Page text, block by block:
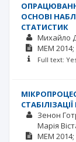
ОСНОВІ
СТАТИСТИК
Михайло
MEM 2014;
Full text:
Зенон
Марія
MEM 2014;